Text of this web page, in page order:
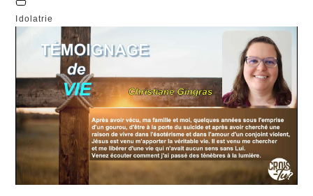
Idolatrie